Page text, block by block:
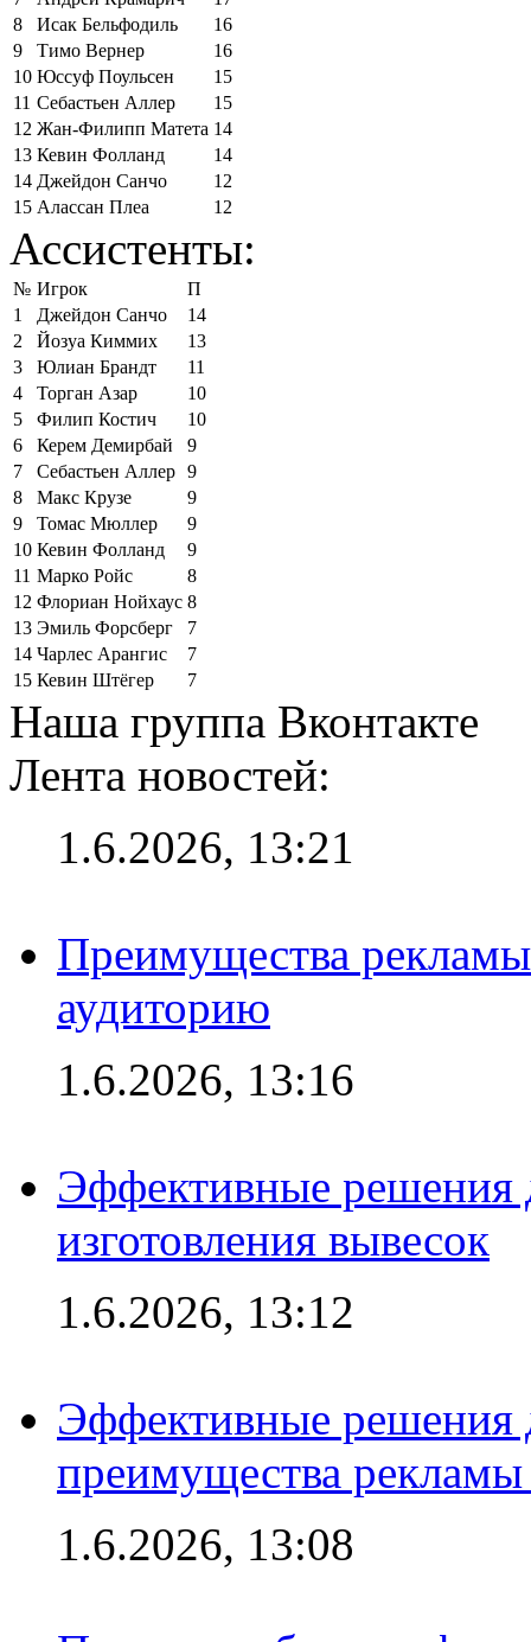
8
Исак Бельфодиль
16
9
Тимо Вернер
16
10 Юссуф Поульсен
15
11 Себастьен Аллер
15
12 Жан-Филипп Матета 14
13 Кевин Фолланд
14
14 Джейдон Санчо
12
15 Алассан Плеа 12
Ассистенты:
№ Игрок
П
1
Джейдон Санчо
14
2
Йозуа Киммих
13
3
Юлиан Брандт
11
4
Торган Азар
10
5
Филип Костич
10
6
Керем Демирбай
9
7
Себастьен Аллер 9
8
Макс Крузе
9
9
Томас Мюллер
9
10 Кевин Фолланд
9
11 Марко Ройс
8
12 Флориан Нойхаус 8
13 Эмиль Форсберг
7
14 Чарлес Арангис
7
15 Кевин Штёгер 7
Наша группа Вконтакте
Лента новостей:
1.6.2026, 13:21
Преимущества
аудиторию
1.6.2026, 13:16
Эффективные решения
изготовления вывесок
1.6.2026, 13:12
Эффективные решения
преимущества рекламы
1.6.2026, 13:08